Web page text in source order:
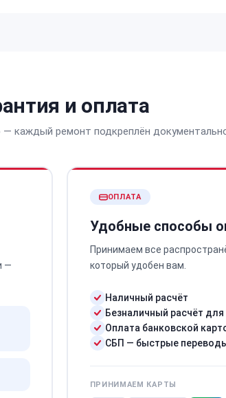
и оплата
каждый ремонт подкреплён
—
ОПЛАТА
Удобные способы
Принимаем все
который удобен вам.
Наличный расчёт
Безналичный расчёт
Оплата банковской
СБП — быстрые
ПРИНИМАЕМ КАРТЫ